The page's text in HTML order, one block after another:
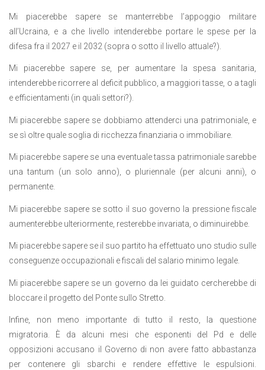
Mi piacerebbe sapere se manterrebbe l’appoggio militare
all’Ucraina, e a che livello intenderebbe portare le spese per la
difesa fra il 2027 e il 2032 (sopra o sotto il livello attuale?).
Mi piacerebbe sapere se, per aumentare la spesa sanitaria,
intenderebbe ricorrere al deficit pubblico, a maggiori tasse, o a tagli
e efficientamenti (in quali settori?).
Mi piacerebbe sapere se dobbiamo attenderci una patrimoniale, e
se sì oltre quale soglia di ricchezza finanziaria o immobiliare.
Mi piacerebbe sapere se una eventuale tassa patrimoniale sarebbe
una tantum (un solo anno), o pluriennale (per alcuni anni), o
permanente.
Mi piacerebbe sapere se sotto il suo governo la pressione fiscale
aumenterebbe ulteriormente, resterebbe invariata, o diminuirebbe.
Mi piacerebbe sapere se il suo partito ha effettuato uno studio sulle
conseguenze occupazionali e fiscali del salario minimo legale.
Mi piacerebbe sapere se un governo da lei guidato cercherebbe di
bloccare il progetto del Ponte sullo Stretto.
Infine, non meno importante di tutto il resto, la questione
migratoria. È da alcuni mesi che esponenti del Pd e delle
opposizioni accusano il Governo di non avere fatto abbastanza
per contenere gli sbarchi e rendere effettive le espulsioni.